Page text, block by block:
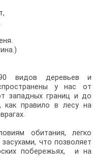
видов деревьев и
у нас от
западных границ и до
как правило в лесу на
обитания, легко
что позволяет
побережьях, и на